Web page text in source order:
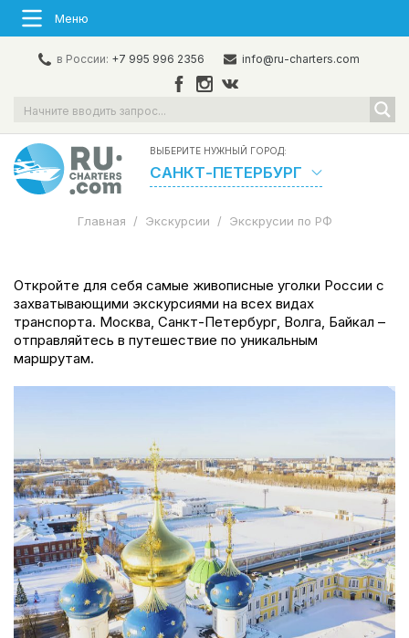
Меню
в России: +7 995 996 2356 info@ru-charters.com
ВЫБЕРИТЕ НУЖНЫЙ ГОРОД:
САНКТ-ПЕТЕРБУРГ
Главная / Экскурсии / Экскрусии по РФ
Откройте для себя самые живописные уголки России с
захватывающими экскурсиями на всех видах
транспорта. Москва, Санкт-Петербург, Волга, Байкал –
отправляйтесь в путешествие по уникальным
маршрутам.